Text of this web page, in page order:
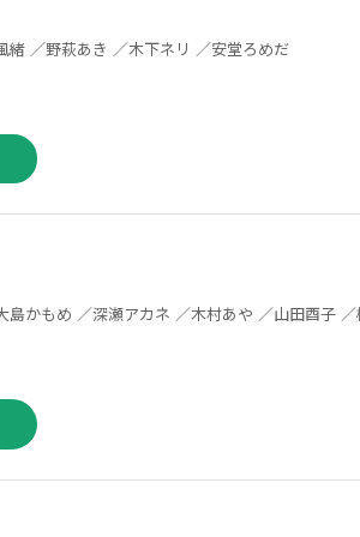
黒岩チハヤ ／志々藤からり ／桂小町 ／碗島子 ／風緒 ／野萩あき ／木下ネリ ／安堂ろめだ